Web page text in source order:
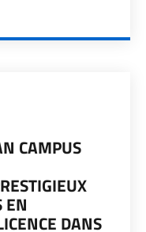
CAMPUS
EN
DANS